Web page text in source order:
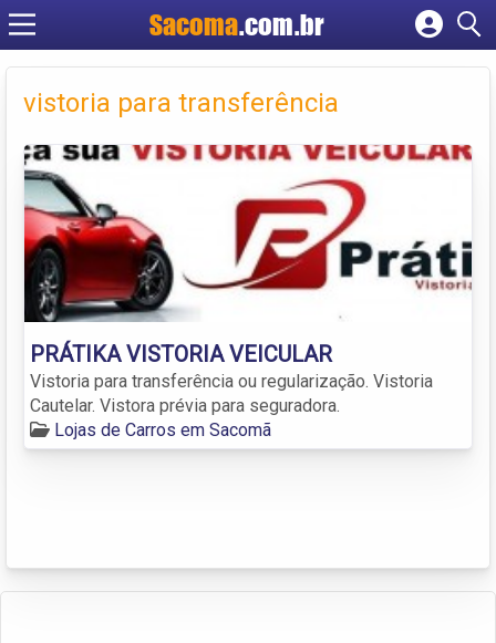
Sacoma.com.br
Cadastrar empresa
Criar conta
vistoria para transferência
PRÁTIKA VISTORIA VEICULAR
Vistoria para transferência ou regularização. Vistoria
Cautelar. Vistora prévia para seguradora.
Lojas de Carros em Sacomã